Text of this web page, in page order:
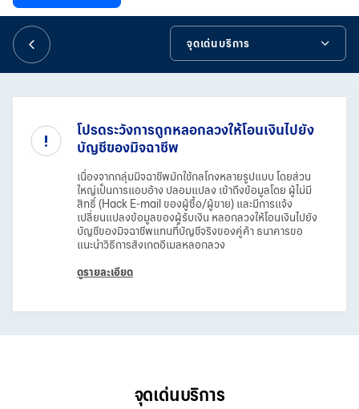
EN
จุดเด่นบริการ
ข้อมูลเพิ่มเติม
โปรดระวังการถูกหลอกลวงให้โอนเงินไปยัง
บัญชีของมิจฉาชีพ
เนื่องจากกลุ่มมิจฉาชีพมักใช้กลโกงหลายรูปแบบ โดยส่วน
ใหญ่เป็นการแอบอ้าง ปลอมแปลง เข้าถึงข้อมูลโดย ผู้ไม่มี
สิทธิ์ (Hack E-mail ของผู้ซื้อ/ผู้ขาย) และมีการแจ้ง
เปลี่ยนแปลงข้อมูลของผู้รับเงิน หลอกลวงให้โอนเงินไปยัง
บัญชีของมิจฉาชีพแทนที่บัญชีจริงของคู่ค้า ธนาคารขอ
แนะนำวิธีการสังเกตอีเมลหลอกลวง
ดูรายละเอียด
จุดเด่นบริการ